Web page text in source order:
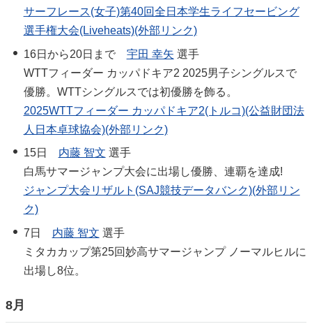
サーフレース(女子)第40回全日本学生ライフセービング
選手権大会(Liveheats)(外部リンク)
16日から20日まで 宇田 幸矢 選手
WTTフィーダー カッパドキア2 2025男子シングルスで
優勝。WTTシングルスでは初優勝を飾る。
2025WTTフィーダー カッパドキア2(トルコ)(公益財団法
人日本卓球協会)(外部リンク)
15日 内藤 智文 選手
白馬サマージャンプ大会に出場し優勝、連覇を達成!
ジャンプ大会リザルト(SAJ競技データバンク)(外部リン
ク)
7日 内藤 智文 選手
ミタカカップ第25回妙高サマージャンプ ノーマルヒルに
出場し8位。
8月